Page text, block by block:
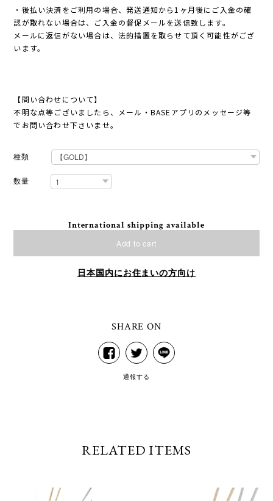
・後払い決済をご利用の場合、発送通知から1ヶ月後にご入金の確
認が取れない場合は、ご入金の督促メールを送信致します。
メールに返信がない場合は、法的措置を取らせて頂く可能性がござ
います。
【問い合わせについて】
不明な点等ございましたら、メール・BASEアプリのメッセージ等
でお問い合わせ下さいませ。
種類
数量
International shipping available
Add to cart
日本国内にお住まいの方向け
SHARE ON
通報する
RELATED ITEMS